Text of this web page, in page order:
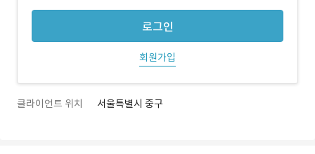
로그인
회원가입
클라이언트 위치 서울특별시 중구